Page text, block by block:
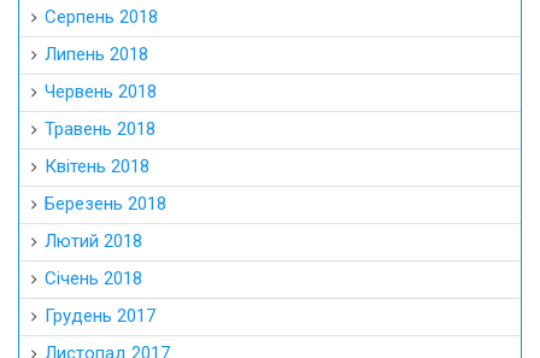
Серпень 2018
Липень 2018
Червень 2018
Травень 2018
Квітень 2018
Березень 2018
Лютий 2018
Січень 2018
Грудень 2017
Листопад 2017